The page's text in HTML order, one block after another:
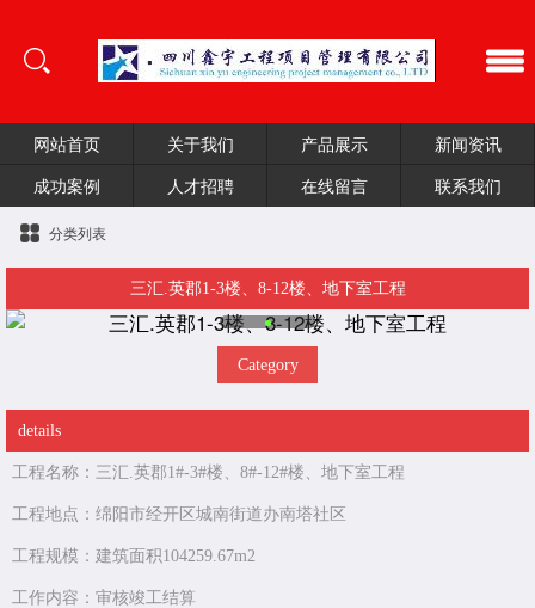
网站首页 关于我们 产品展示
新闻资讯
成功案例
人才招聘 在线留言 联系我们
分类列表
三汇.英郡1-3楼、8-12楼、地下室工程
Category
details
工程名称：三汇.英郡1#-3#楼、8#-12#楼、地下室工程
工程地点：绵阳市经开区城南街道办南塔社区
工程规模：建筑面积104259.67m2
工作内容：审核竣工结算